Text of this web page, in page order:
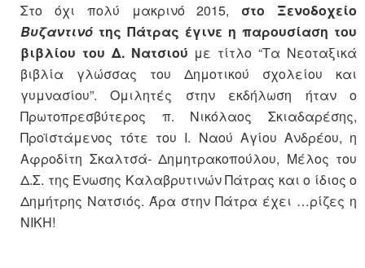
Στο όχι πολύ μακρινό 2015, στο Ξενοδοχείο
Βυζαντινό της Πάτρας έγινε η παρουσίαση του
βιβλίου του Δ. Νατσιού με τίτλο “Τα Νεοταξικά
βιβλία γλώσσας του Δημοτικού σχολείου και
γυμνασίου”. Ομιλητές στην εκδήλωση ήταν ο
Πρωτοπρεσβύτερος π. Νικόλαος Σκιαδαρέσης,
Προϊστάμενος τότε του Ι. Ναού Αγίου Ανδρέου, η
Αφροδίτη Σκαλτσά- Δημητρακοπούλου, Μέλος του
Δ.Σ. της Ένωσης Καλαβρυτινών Πάτρας και ο ίδιος ο
Δημήτρης Νατσιός. Άρα στην Πάτρα έχει …ρίζες η
ΝΙΚΗ!